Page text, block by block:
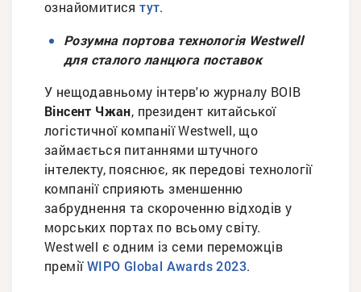
ознайомитисятут.
Розумна портова технологія Westwell
для сталого ланцюга поставок
У нещодавньому інтерв'ю журналу ВОІВ
Вінсент Чжан, президент китайської
логістичної компанії Westwell, що
займається питаннями штучного
інтелекту, пояснює, як передові технології
компанії сприяють зменшенню
забруднення та скороченню відходів у
морських портах по всьому світу.
Westwell є одним із семи переможців
премії WIPO Global Awards 2023.